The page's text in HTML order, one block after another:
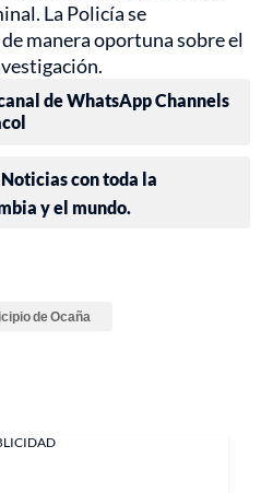
La Policía se
manera oportuna sobre el
de WhatsApp Channels
con toda la
y el mundo.
de Ocaña